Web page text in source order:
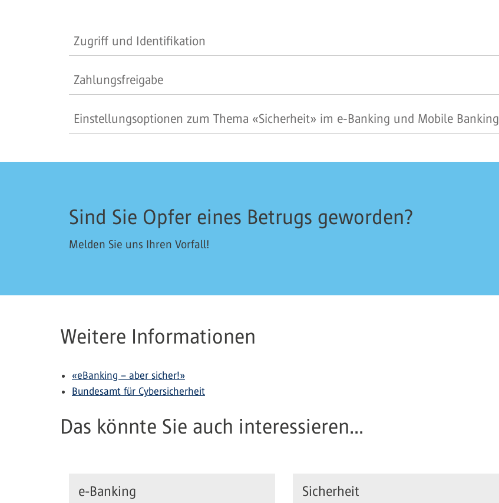
Zugriff und Identifikation
Zahlungsfreigabe
Einstellungsoptionen zum Thema «Sicherheit» im e-Banking und Mobile Banking
Sind Sie Opfer eines Betrugs geworden?
Melden Sie uns Ihren Vorfall!
Weitere Informationen
«eBanking – aber sicher!»
Bundesamt für Cybersicherheit
Das könnte Sie auch interessieren...
e-Banking Sicherheit